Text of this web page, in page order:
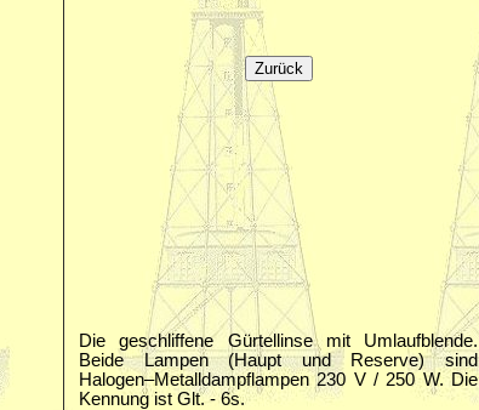
Die geschliffene Gürtellinse mit Umlaufblende.
Beide Lampen (Haupt und Reserve) sind
Halogen–Metalldampflampen 230 V / 250 W. Die
Kennung ist Glt. - 6s.